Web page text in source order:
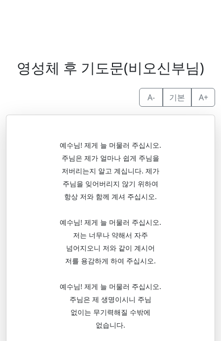
영성체 후 기도문(비오신부님)
A- 기본 A+
예수님! 제게 늘 머물러 주십시오.
주님은 제가 얼마나 쉽게 주님을
저버리는지 알고 계십니다. 제가
주님을 잊어버리지 않기 위하여
항상 저와 함께 계셔 주십시오.
예수님! 제게 늘 머물러 주십시오.
저는 너무나 약해서 자주
넘어지오니 저와 같이 계시어
저를 용감하게 하여 주십시오.
예수님! 제게 늘 머물러 주십시오.
주님은 제 생명이시니 주님
없이는 무기력해질 수밖에
없습니다.